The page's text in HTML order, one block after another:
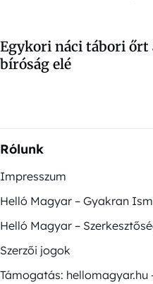
Egykori náci tábori őrt
bíróság elé
Rólunk
Impresszum
Helló Magyar – Gyakran
Helló Magyar –
Szerzői jogok
Támogatás: hellomagyar.hu